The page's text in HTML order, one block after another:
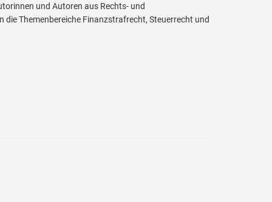
und Autoren aus Rechts- und
Themenbereiche Finanzstrafrecht, Steuerrecht und